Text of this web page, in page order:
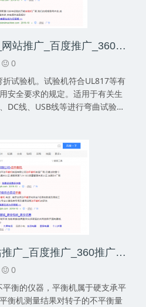
耐折试验机网络推广_网站推广_百度推广_360推广-网络推广公司
0
试验机。试验机符合UL817等有
安全要求的规定。适用于有关生
DC线、USB线等进行弯曲试验。
平衡机网络推广_网站推广_百度推广_360推广-网络推广公司
0
衡的仪器，平衡机属于硬支承平
衡机测量结果对转子的不平衡量